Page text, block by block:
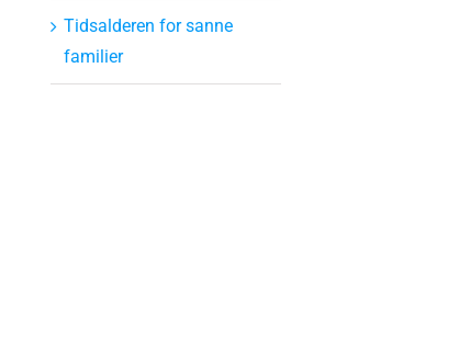
Tidsalderen for sanne
familier